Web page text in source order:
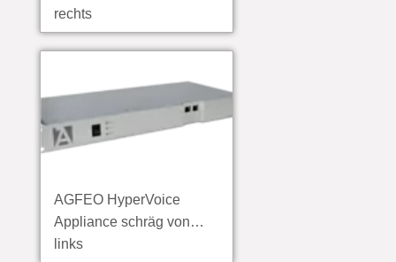
rechts
AGFEO HyperVoice
Appliance schräg von
links